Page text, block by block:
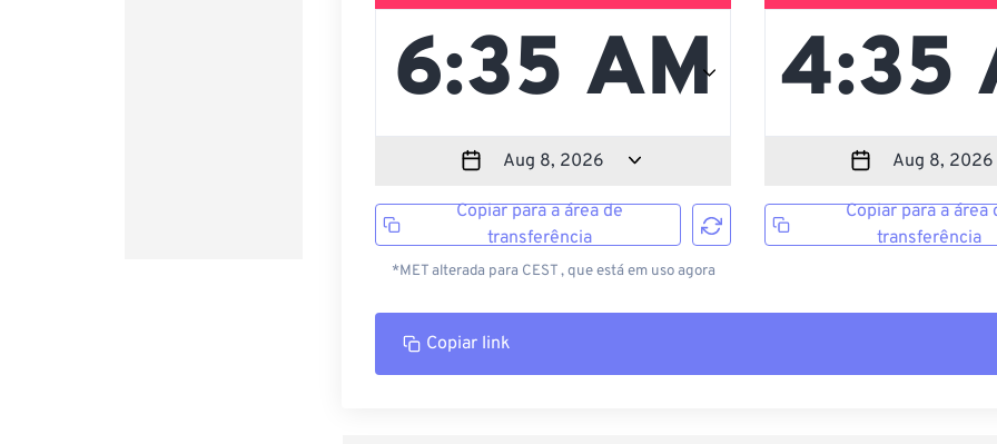
Copiar para a área de
transferência
*MET alterada para CEST , que está em uso agora
Copiar para a área
transferência
Copiar link